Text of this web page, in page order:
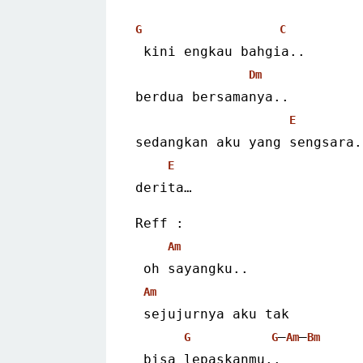
G C
kini engkau bahgia..
Dm
berdua bersamanya..
E
sedangkan aku yang
E
derita…
Reff :
Am
oh sayangku..
Am
sejujurnya aku tak
G G–Am–Bm
bisa lepaskanmu..